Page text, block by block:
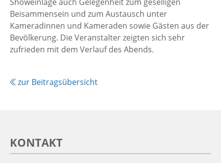
Showeinlage auch Gelegenheit zum geselligen
Beisammensein und zum Austausch unter
Kameradinnen und Kameraden sowie Gästen aus der
Bevölkerung. Die Veranstalter zeigten sich sehr
zufrieden mit dem Verlauf des Abends.
zur Beitragsübersicht
KONTAKT